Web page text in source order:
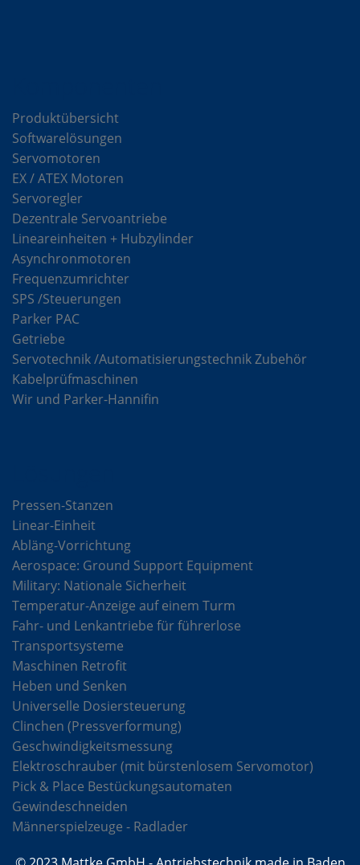
Produktübersicht
Softwarelösungen
Servomotoren
EX / ATEX Motoren
Servoregler
Dezentrale Servoantriebe
Lineareinheiten + Hubzylinder
Asynchronmotoren
Frequenzumrichter
SPS /Steuerungen
Parker PAC
Getriebe
Servotechnik /Automatisierungstechnik Zubehör
Kabelprüfmaschinen
Wir und Parker-Hannifin
Pressen-Stanzen
Linear-Einheit
Abläng-Vorrichtung
Aerospace: Ground Support Equipment
Military: Nationale Sicherheit
Temperatur-Anzeige auf einem Turm
Fahr- und Lenkantriebe für führerlose
Transportsysteme
Maschinen Retrofit
Heben und Senken
Universelle Dosiersteuerung
Clinchen (Pressverformung)
Geschwindigkeitsmessung
Elektroschrauber (mit bürstenlosem Servomotor)
Pick & Place Bestückungsautomaten
Gewindeschneiden
Männerspielzeuge - Radlader